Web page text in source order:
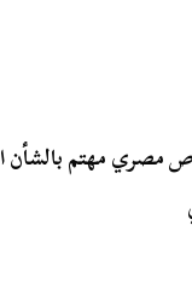
مصري مهتم بالشأن